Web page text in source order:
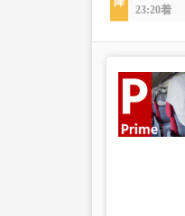
23:20着